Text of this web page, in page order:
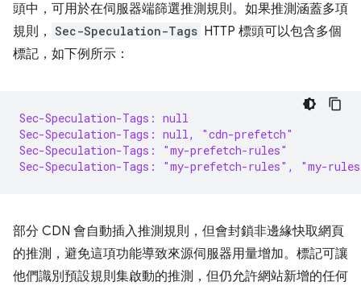
頭中，可用於在伺服器端篩選推測規則。如果推測涵蓋多項
規則， Sec-Speculation-Tags HTTP 標頭可以包含多個
標記，如下例所示：
Sec-Speculation-Tags: null
Sec-Speculation-Tags: null, "cdn-prefetch"
Sec-Speculation-Tags: "my-prefetch-rules"
Sec-Speculation-Tags: "my-prefetch-rules", "my-
部分 CDN 會自動插入推測規則，但會封鎖非邊緣快取網頁
的推測，避免這項功能導致來源伺服器用量增加。標記可讓
他們識別預設規則集啟動的推測，但仍允許網站新增的任何